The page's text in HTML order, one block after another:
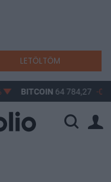
LETÖLTÖM
BITCOIN64 784,27 -